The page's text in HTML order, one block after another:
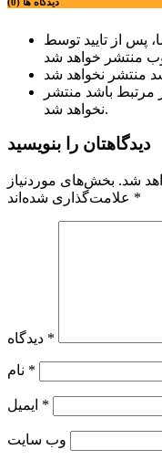
پس از تایید توسط
مرتبط باشد منتشر
نخواهد شد.
دیدگاهتان را بنویسید
شد. بخش‌های موردنیاز
*
*
*
*
وب‌ سایت